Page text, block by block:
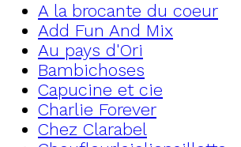
A la brocante du coeur
Add Fun And Mix
Au pays d'Ori
Bambichoses
Capucine et cie
Charlie Forever
Chez Clarabel